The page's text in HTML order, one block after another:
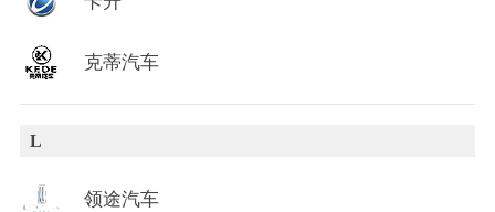
克蒂汽车
L
领途汽车